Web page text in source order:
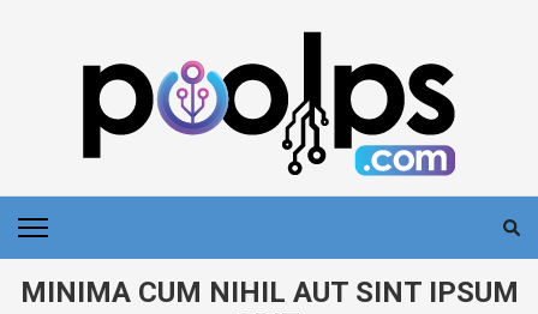
POOLPS
MINIMA CUM NIHIL AUT SINT IPSUM